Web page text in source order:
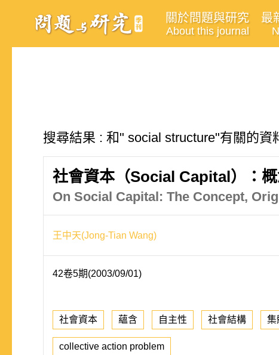
關於問題與研究
About this journal
最
搜尋結果 : 和" social structure"有關的資
社會資本（Social Capital）：
On Social Capital: The Concept,
王中天(Jong-Tian Wang)
42卷5期(2003/09/01)
社會資本 蘊含 自主性 社會結構 集
collective action problem